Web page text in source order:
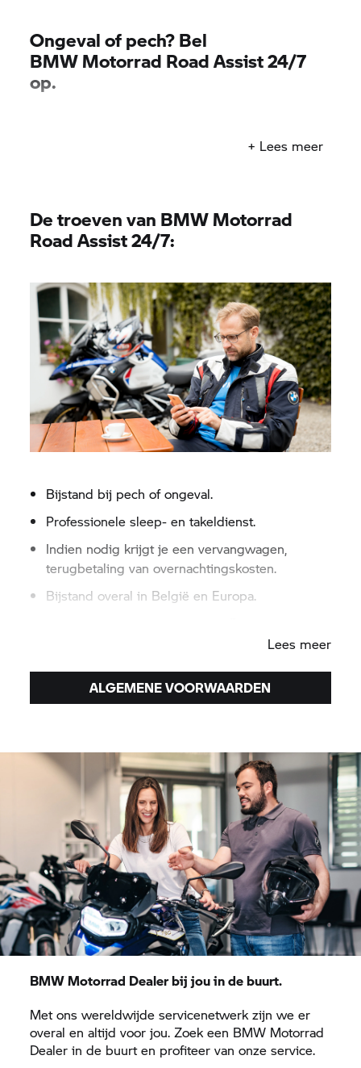
Ongeval of pech? Bel
BMW Motorrad Road Assist 24/7
op.
+ Lees meer
De troeven van BMW Motorrad
Road Assist 24/7:
Bijstand bij pech of ongeval.
Professionele sleep- en takeldienst.
Indien nodig krijgt je een vervangwagen,
terugbetaling van overnachtingskosten.
Bijstand overal in België en Europa.
Lees meer
ALGEMENE VOORWAARDEN
BMW Motorrad Dealer bij jou in de buurt.
Met ons wereldwijde servicenetwerk zijn we er
overal en altijd voor jou. Zoek een BMW Motorrad
Dealer in de buurt en profiteer van onze service.